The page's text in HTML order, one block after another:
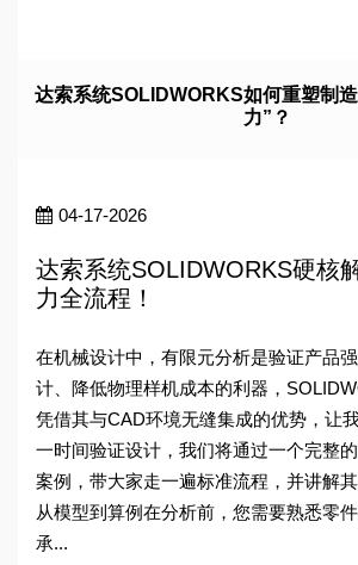
达索系统SOLIDWORKS如何重塑制
力”？
04-17-2026
达索系统SOLIDWORKS硬核
力全流程！
在机械设计中，有限元分析是验证产品
计、降低物理样机成本的利器，
凭借其与CAD环境无缝集成的优势，让
一时间验证设计，我们将通过一个完整
案例，带大家走一遍标准流程，并讲解其
从模型到算例在分析前，您需要熟悉零
承...